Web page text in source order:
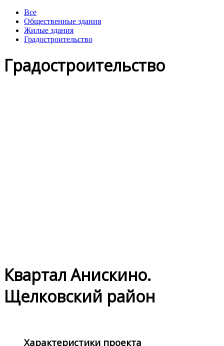
Все
Общественные здания
Жилые здания
Градостроительство
Градостроительство
Квартал Анискино.
Щелковский район
Характеристики проекта